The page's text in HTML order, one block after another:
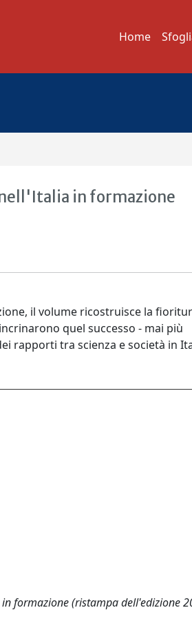
Home
in formazione
il volume ricostruisce la
quel successo - mai più
rapporti tra scienza e società in
formazione (ristampa dell'edizione